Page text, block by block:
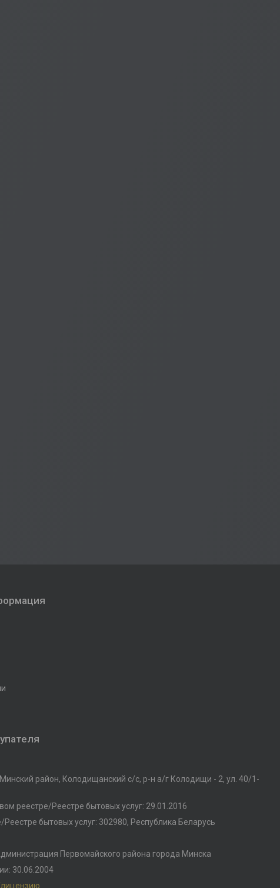
район, Колодищанский с/с, р-н а/г Колодищи - 2, ул. 40/1-
реестре/Реестре бытовых услуг: 29.01.2016
бытовых услуг: 302980, Республика Беларусь
Первомайского района города Минска
30.06.2004